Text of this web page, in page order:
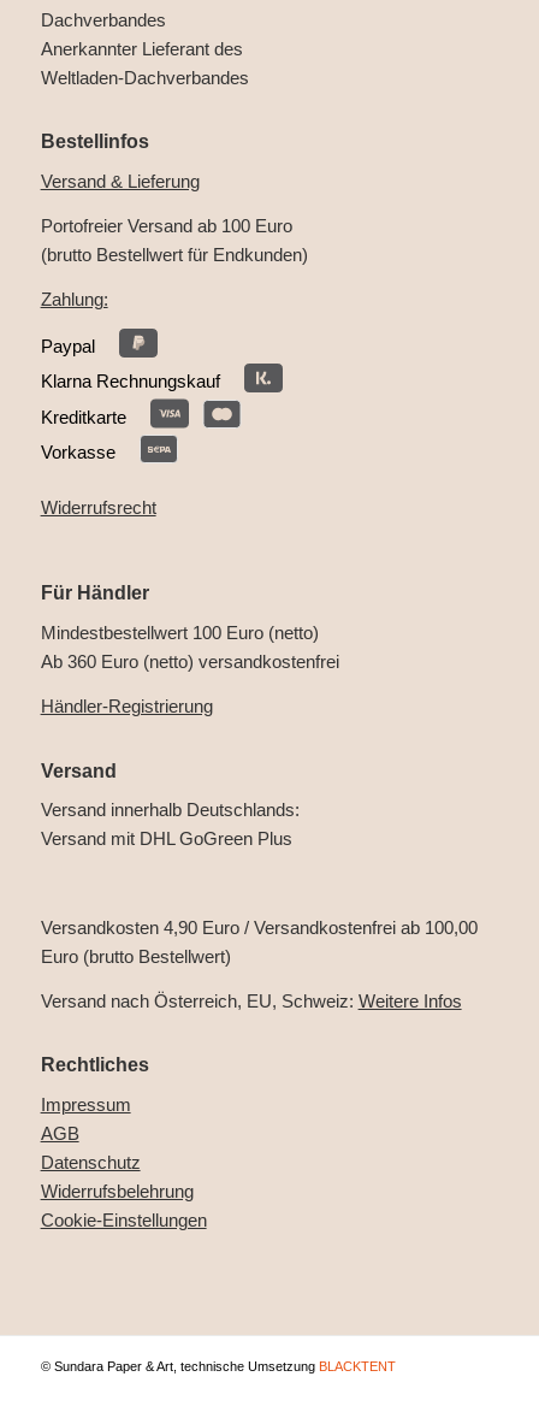
Anerkannter Lieferant des
Weltladen-Dachverbandes
Bestellinfos
Versand & Lieferung
Portofreier Versand ab 100 Euro
(brutto Bestellwert für Endkunden)
Zahlung:
Paypal
Klarna Rechnungskauf
Kreditkarte
Vorkasse
Widerrufsrecht
Für Händler
Mindestbestellwert 100 Euro (netto)
Ab 360 Euro (netto) versandkostenfrei
Händler-Registrierung
Versand
Versand innerhalb Deutschlands:
Versand mit DHL GoGreen Plus
Versandkosten 4,90 Euro / Versandkostenfrei ab 100,00
Euro (brutto Bestellwert)
Versand nach Österreich, EU, Schweiz: Weitere Infos
Rechtliches
Impressum
AGB
Datenschutz
Widerrufsbelehrung
Cookie-Einstellungen
© Sundara Paper & Art, technische Umsetzung BLACKTENT